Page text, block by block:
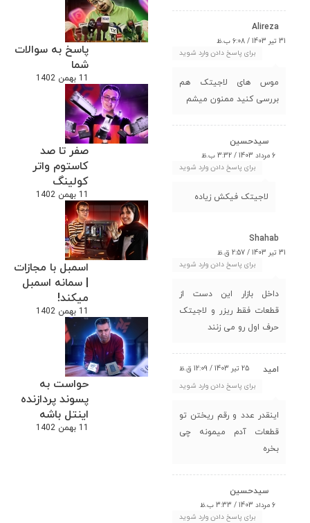
پاسخ به سوالات
شما
11 بهمن 1402
صفر تا صد
کاستوم واتر
کولینگ
11 بهمن 1402
اسمبل با مجازات
| سمانه اسمبل
میکند!
11 بهمن 1402
حواست به
پسوند پردازنده
اینتل باشه
11 بهمن 1402
Alireza
31 تیر 1403 / 6:08 ب.ظ
برای پاسخ دادن وارد شوید
موس های لاجیتک هم
بررسی کنید ممنون میشم
سیدحسین
6 مرداد 1403 / 3:32 ب.ظ
برای پاسخ دادن وارد شوید
لاجیتک فیکش زیاده
Shahab
31 تیر 1403 / 2:57 ق.ظ
برای پاسخ دادن وارد شوید
داخل بازار این دست از
قطعات فقط ریزر و لاجیتک
حرف اول رو می زنند
امید
25 تیر 1403 / 12:09 ق.ظ
برای پاسخ دادن وارد شوید
اینقدر عدد و رقم ریختن تو
قطعات آدم میمونه چی
بخره
سیدحسین
6 مرداد 1403 / 3:33 ب.ظ
برای پاسخ دادن وارد شوید